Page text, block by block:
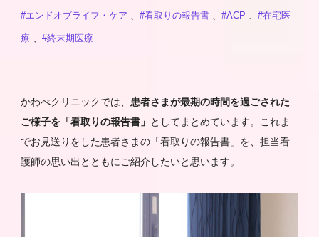
#エンドオブライフ・ケア 、 #看取りの報告書 、 #ACP 、 #在宅医
療 、 #終末期医療
かわべクリニックでは、 患者さまが最期の時間を過ごされた
ご様子を「看取りの報告書」 としてまとめています。これま
でお見送りをした患者さまの「看取りの報告書」を、担当看
護師の思い出とともにご紹介したいと思います。